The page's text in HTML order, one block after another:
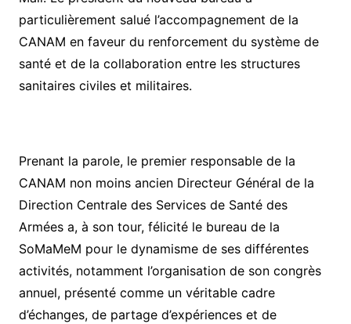
particulièrement salué l’accompagnement de la
CANAM en faveur du renforcement du système de
santé et de la collaboration entre les structures
sanitaires civiles et militaires.
Prenant la parole, le premier responsable de la
CANAM non moins ancien Directeur Général de la
Direction Centrale des Services de Santé des
Armées a, à son tour, félicité le bureau de la
SoMaMeM pour le dynamisme de ses différentes
activités, notamment l’organisation de son congrès
annuel, présenté comme un véritable cadre
d’échanges, de partage d’expériences et de